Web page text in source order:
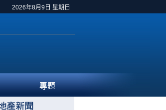
2026年8月9日 星期日
專題